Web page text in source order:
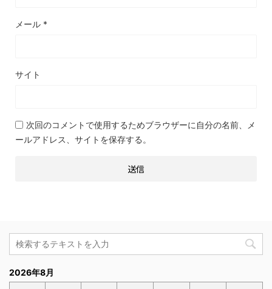
メール *
サイト
次回のコメントで使用するためブラウザーに自分の名前、メ
ールアドレス、サイトを保存する。
2026年8月